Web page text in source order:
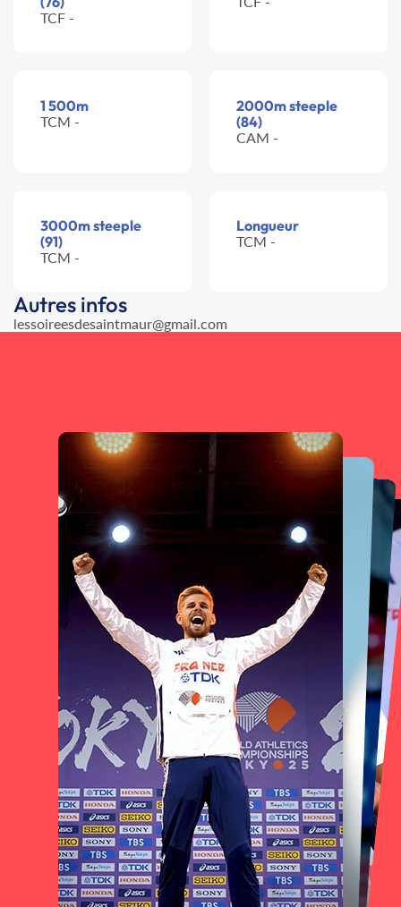
TCF -
1 500m
TCM -
2000m steeple
(84)
CAM -
3000m steeple
(91)
TCM -
Longueur
TCM -
Autres infos
lessoireesdesaintmaur@gmail.com